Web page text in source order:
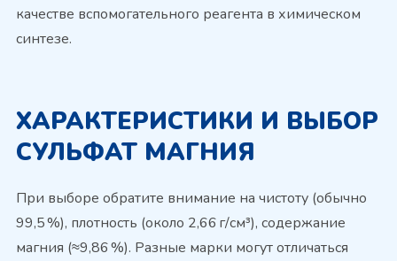
качестве вспомогательного реагента в химическом
синтезе.
ХАРАКТЕРИСТИКИ И ВЫБОР
СУЛЬФАТ МАГНИЯ
При выборе обратите внимание на чистоту (обычно
99,5 %), плотность (около 2,66 г/см³), содержание
магния (≈9,86 %). Разные марки могут отличаться